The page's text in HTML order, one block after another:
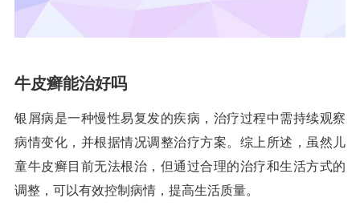
牛皮癣能治好吗
银屑病是一种慢性易复发的疾病，治疗过程中需持续观察
病情变化，并根据情况调整治疗方案。综上所述，虽然儿
童牛皮癣目前无法根治，但通过合理的治疗和生活方式的
调整，可以有效控制病情，提高生活质量。